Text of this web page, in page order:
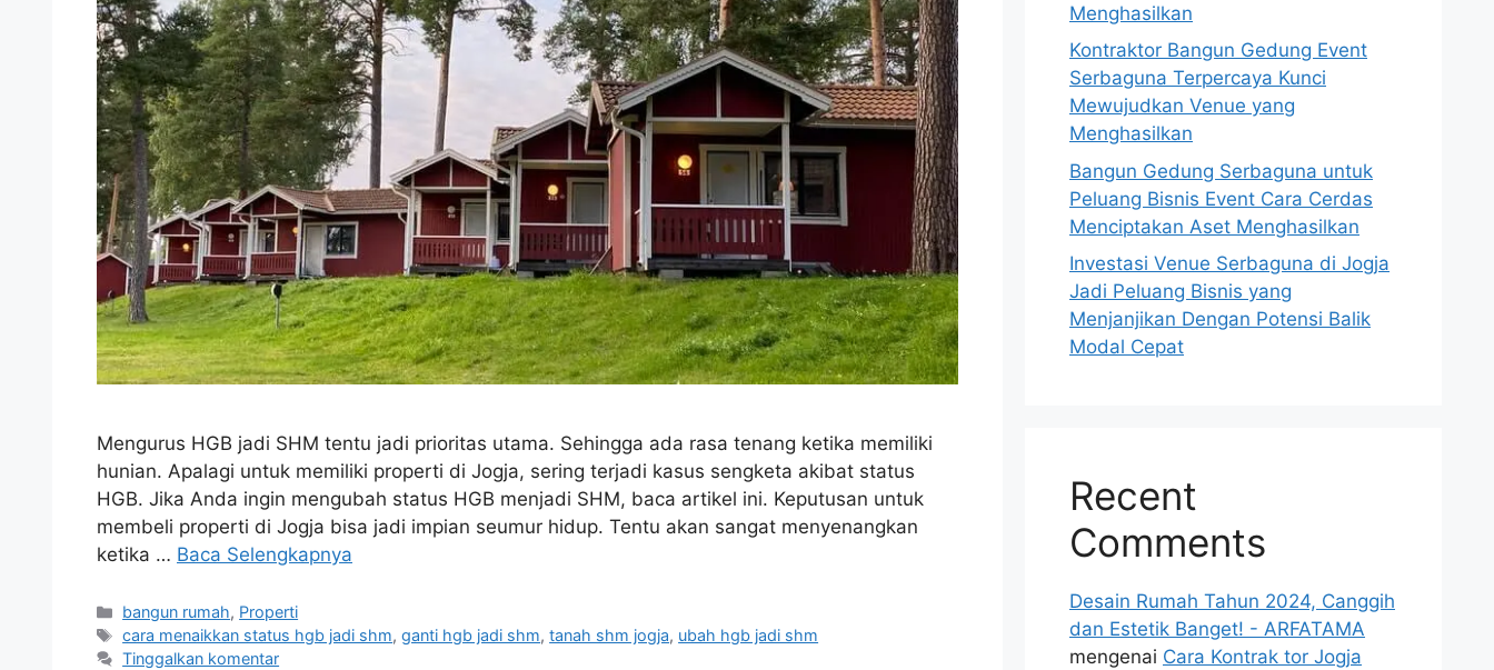
Mengurus HGB jadi SHM tentu jadi prioritas utama. Sehingga ada rasa tenang ketika memiliki
hunian. Apalagi untuk memiliki properti di Jogja, sering terjadi kasus sengketa akibat status
HGB. Jika Anda ingin mengubah status HGB menjadi SHM, baca artikel ini. Keputusan untuk
membeli properti di Jogja bisa jadi impian seumur hidup. Tentu akan sangat menyenangkan
ketika … Baca Selengkapnya
Kategori
bangun rumah, Properti
Tag
cara menaikkan status hgb jadi shm,ganti hgb jadi shm,tanah shm jogja, ubah hgb jadi shm
Tinggalkan komentar
Menghasilkan
Kontraktor Bangun Gedung Event
Serbaguna Terpercaya Kunci
Mewujudkan Venue yang
Menghasilkan
Bangun Gedung Serbaguna untuk
Peluang Bisnis Event Cara Cerdas
Menciptakan Aset Menghasilkan
Investasi Venue Serbaguna di Jogja
Jadi Peluang Bisnis yang
Menjanjikan Dengan Potensi Balik
Modal Cepat
Recent
Comments
Desain Rumah Tahun 2024, Canggih
dan Estetik Banget! - ARFATAMA
mengenai Cara Kontrak tor Jogja